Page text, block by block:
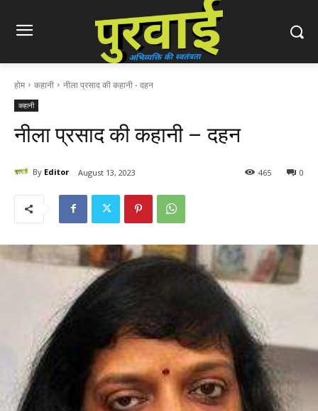
होम कहानी नीला प्रसाद की कहानी - दहन
कहानी
नीला प्रसाद की कहानी – दहन
By Editor August 13, 2023 0
465